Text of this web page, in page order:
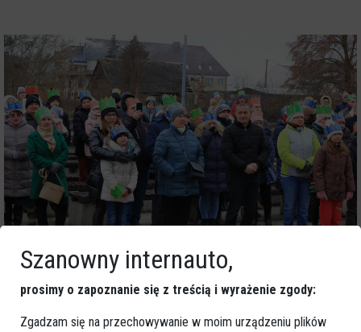
Szanowny internauto,
prosimy o zapoznanie się z treścią i wyrażenie zgody:
Zgadzam się na przechowywanie w moim urządzeniu plików